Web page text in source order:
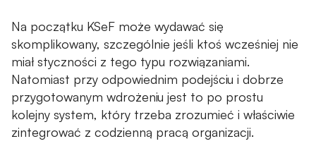
Na początku KSeF może wydawać się
skomplikowany, szczególnie jeśli ktoś wcześniej nie
miał styczności z tego typu rozwiązaniami.
Natomiast przy odpowiednim podejściu i dobrze
przygotowanym wdrożeniu jest to po prostu
kolejny system, który trzeba zrozumieć i właściwie
zintegrować z codzienną pracą organizacji.